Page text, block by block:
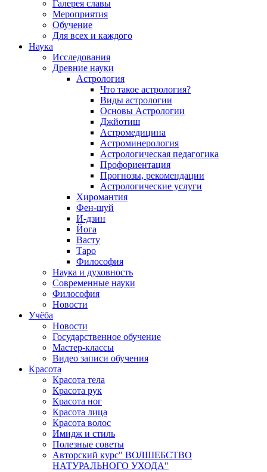
Галерея славы
Мероприятия
Обучение
Для всех и каждого
Наука
Исследования
Древние науки
Астрология
Что такое астрология?
Виды астрологии
Основы Астрологии
Джйотиш
Астромедицина
Астроминерология
Астрологическая педагогика
Профориентация
Прогнозы, рекомендации
Астрологические услуги
Хиромантия
Фен-шуй
И-дзин
Йога
Васту
Таро
Философия
Наука и духовность
Современные науки
Философия
Новости
Учёба
Новости
Государственное обучение
Мастер-классы
Видео записи обучения
Красота
Красота тела
Красота рук
Красота ног
Красота лица
Красота волос
Имидж и стиль
Полезные советы
Авторский курс" ВОЛШЕБСТВО
НАТУРАЛЬНОГО УХОДА"